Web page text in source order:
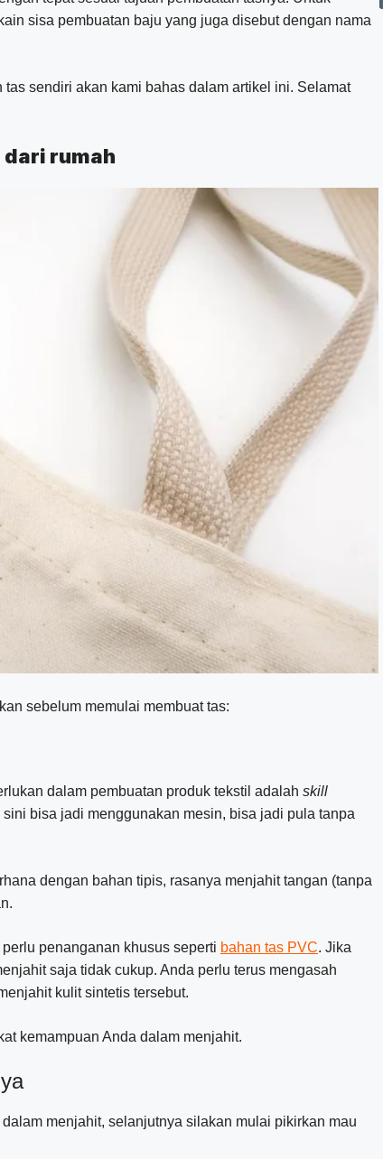
sisa pembuatan baju yang juga disebut dengan nama
sendiri akan kami bahas dalam artikel ini. Selamat
rumah
sebelum memulai membuat tas:
dalam pembuatan produk tekstil adalah skill
bisa jadi menggunakan mesin, bisa jadi pula tanpa
dengan bahan tipis, rasanya menjahit tangan (tanpa
penanganan khusus seperti bahan tas PVC. Jika
saja tidak cukup. Anda perlu terus mengasah
kulit sintetis tersebut.
kemampuan Anda dalam menjahit.
menjahit, selanjutnya silakan mulai pikirkan mau